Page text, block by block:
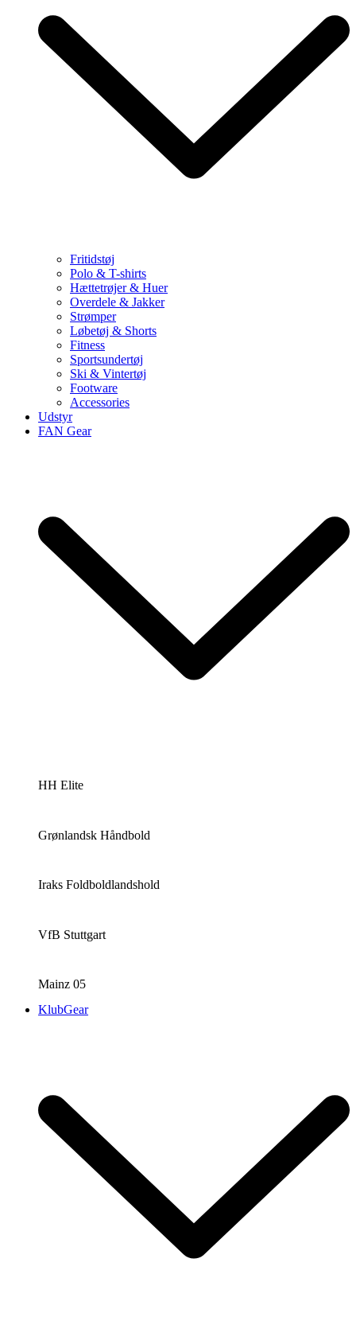
Fritidstøj
Polo & T-shirts
Hættetrøjer & Huer
Overdele & Jakker
Strømper
Løbetøj & Shorts
Fitness
Sportsundertøj
Ski & Vintertøj
Footware
Accessories
Udstyr
FAN Gear
HH Elite
Grønlandsk Håndbold
Iraks Foldboldlandshold
VfB Stuttgart
Mainz 05
KlubGear